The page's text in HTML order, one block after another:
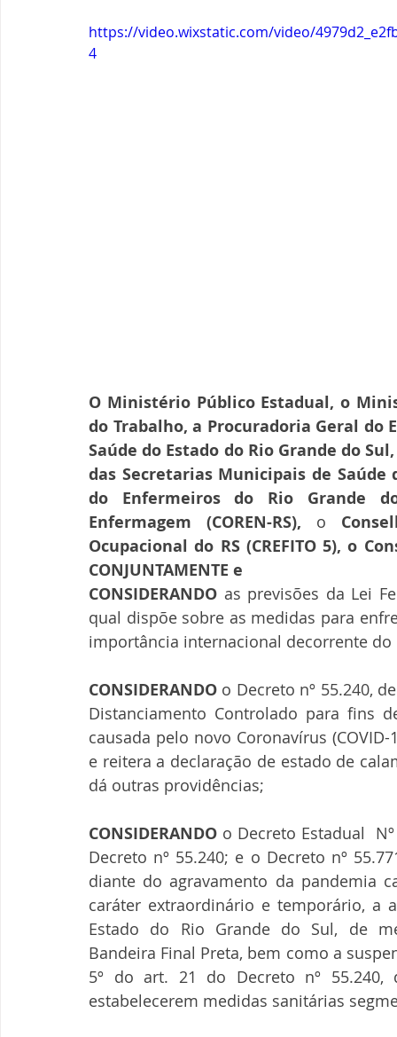
https://video.wixstatic.com/video/
4
O Ministério Público Estadual, o
do Trabalho, a Procuradoria Geral do
Saúde do Estado do Rio Grande do
das Secretarias Municipais de Saúde
do Enfermeiros do Rio Grande
Enfermagem (COREN-RS), o
CONJUNTAMENTE e
CONSIDERANDO as previsões da Lei
qual dispõe sobre as medidas para
importância internacional decorrente
CONSIDERANDO o Decreto nº 55.240,
Distanciamento Controlado para fins
causada pelo novo Coronavírus
e reitera a declaração de estado de
dá outras providências;
CONSIDERANDO o Decreto Estadual
Decreto nº 55.240; e o Decreto nº
diante do agravamento da pandemia
caráter extraordinário e temporário, a
Estado do Rio Grande do Sul, de
Bandeira Final Preta, bem como a
5º do art. 21 do Decreto nº
estabelecerem medidas sanitárias